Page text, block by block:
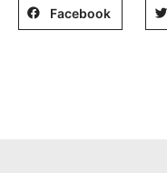
Facebook